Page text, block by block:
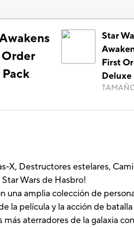
Order
Star
First
Deluxe
X, Destructores estelares,
Wars de Hasbro!
una amplia colección de
la película y la acción de
aterradores de la galaxia